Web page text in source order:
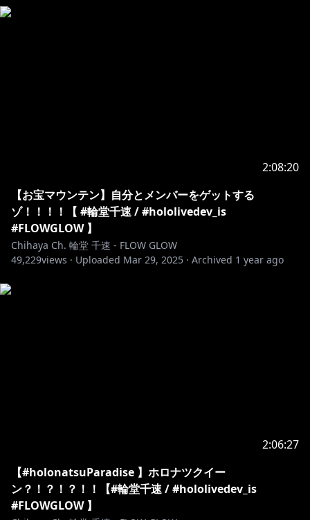
nervoice?
utm_source=youtube&utm_medium=product_shelf
https://shop.hololivepro.com/products/hololive_nois
es?_pos=3&_fid=20ba45601&_ss=c
r_puttingyoutosleep?srsltid=AfmBOornk5wE4J-
Y90VWuTmFZWjBtXtraZblKbHsvubjPcaCjZ2tlw5-
https://shop.hololivepro.com/products/startingvoic
e_rindochihaya
2:08:20
【お宝マウンテン】自分とメンバーをゲットする
ゾ！！！！【 #輪堂千速 / #hololivedev_is
#FLOWGLOW 】
Chihaya Ch. 輪堂 千速 - FLOW GLOW
49,229views · Uploaded Mar 29, 2025 · Archived 1 year ago
2:06:27
【#holonatsuParadise 】ホロナツクイー
ン？！？！？！！【#輪堂千速 / #hololivedev_is
#FLOWGLOW 】